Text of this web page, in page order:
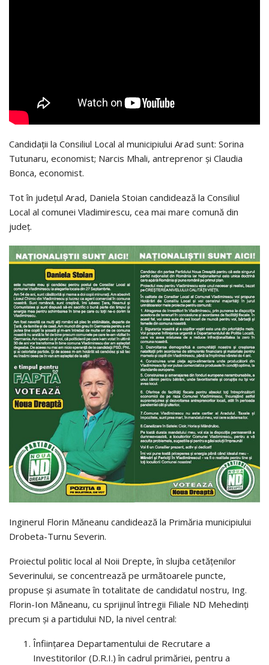
Candidații la Consiliul Local al municipiului Arad sunt: Sorina
Tutunaru, economist; Narcis Mhali, antreprenor și Claudia
Bonca, economist.
Tot în județul Arad, Daniela Stoian candidează la Consiliul
Local al comunei Vladimirescu, cea mai mare comună din
județ.
Inginerul Florin Măneanu candidează la Primăria municipiului
Drobeta-Turnu Severin.
Proiectul politic local al Noii Drepte, în slujba cetăţenilor
Severinului, se concentrează pe următoarele puncte,
propuse şi asumate în totalitate de candidatul nostru, Ing.
Florin-Ion Măneanu, cu sprijinul întregii Filiale ND Mehedinţi
precum şi a partidului ND, la nivel central:
Înființarea Departamentului de Recrutare a
Investitorilor (D.R.I.) în cadrul primăriei, pentru a